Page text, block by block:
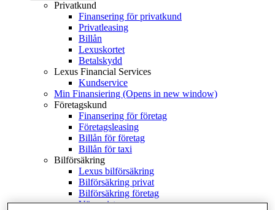
Privatkund
Finansering för privatkund
Privatleasing
Billån
Lexuskortet
Betalskydd
Lexus Financial Services
Kundservice
Min Finansiering (Opens in new window)
Företagskund
Finansering för företag
Företagsleasing
Billån för företag
Billån för taxi
Bilförsäkring
Lexus bilförsäkring
Bilförsäkring privat
Bilförsäkring företag
Vägassistans